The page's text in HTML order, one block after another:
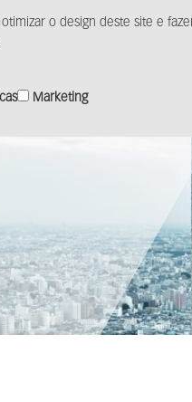
otimizar o design deste site e
Marketing
Produtos